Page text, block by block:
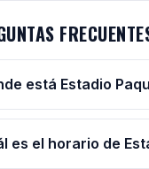
está Estadio
es el horario de